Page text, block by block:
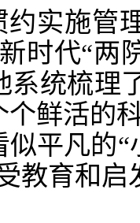
约实施管
时代“两
系统梳理
个鲜活的
平凡的
教育和